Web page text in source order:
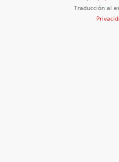
Traducción al